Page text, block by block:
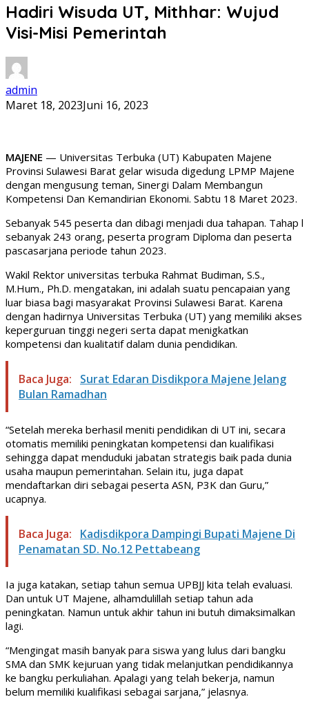
Hadiri Wisuda UT, Mithhar: Wujud
Visi-Misi Pemerintah
admin
Maret 18, 2023Juni 16, 2023
MAJENE — Universitas Terbuka (UT) Kabupaten Majene
Provinsi Sulawesi Barat gelar wisuda digedung LPMP Majene
dengan mengusung teman, Sinergi Dalam Membangun
Kompetensi Dan Kemandirian Ekonomi. Sabtu 18 Maret 2023.
Sebanyak 545 peserta dan dibagi menjadi dua tahapan. Tahap l
sebanyak 243 orang, peserta program Diploma dan peserta
pascasarjana periode tahun 2023.
Wakil Rektor universitas terbuka Rahmat Budiman, S.S.,
M.Hum., Ph.D. mengatakan, ini adalah suatu pencapaian yang
luar biasa bagi masyarakat Provinsi Sulawesi Barat. Karena
dengan hadirnya Universitas Terbuka (UT) yang memiliki akses
keperguruan tinggi negeri serta dapat menigkatkan
kompetensi dan kualitatif dalam dunia pendidikan.
Baca Juga:
Surat Edaran Disdikpora Majene Jelang
Bulan Ramadhan
“Setelah mereka berhasil meniti pendidikan di UT ini, secara
otomatis memiliki peningkatan kompetensi dan kualifikasi
sehingga dapat menduduki jabatan strategis baik pada dunia
usaha maupun pemerintahan. Selain itu, juga dapat
mendaftarkan diri sebagai peserta ASN, P3K dan Guru,”
ucapnya.
Baca Juga:
Kadisdikpora Dampingi Bupati Majene Di
Penamatan SD. No.12 Pettabeang
Ia juga katakan, setiap tahun semua UPBJJ kita telah evaluasi.
Dan untuk UT Majene, alhamdulillah setiap tahun ada
peningkatan. Namun untuk akhir tahun ini butuh dimaksimalkan
lagi.
“Mengingat masih banyak para siswa yang lulus dari bangku
SMA dan SMK kejuruan yang tidak melanjutkan pendidikannya
ke bangku perkuliahan. Apalagi yang telah bekerja, namun
belum memiliki kualifikasi sebagai sarjana,” jelasnya.